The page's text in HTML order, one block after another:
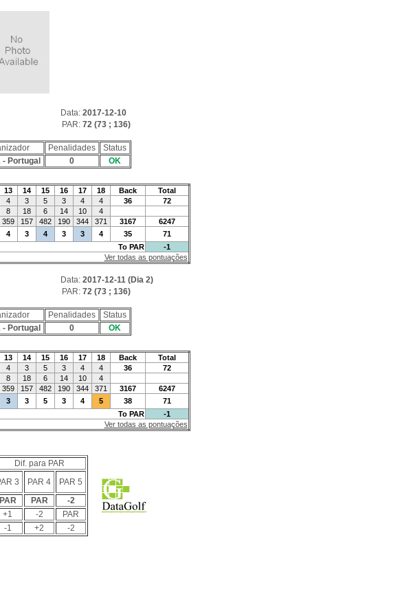
Data: 2017-12-10
PAR: 72 (73 ; 136)
Penalidades
Status
- Portugal 0
OK
13 14 15 16 17 18 Back
Total
4 3 5 3 4 4 36
72
8 18 6 14 10
4
359 157 482 190 344 371 3167
6247
4 3 4 3 3 4 35
71
To PAR
-1
Ver todas as pontuações
Data: 2017-12-11 (Dia 2)
PAR: 72 (73 ; 136)
Penalidades
Status
- Portugal 0
OK
13 14 15 16 17 18 Back
Total
4 3 5 3 4 4 36
72
8 18 6 14 10
4
359 157 482 190 344 371 3167
6247
3 3 5 3 4 5 38
71
To PAR
-1
Ver todas as pontuações
Dif. para PAR
3 PAR 4
PAR 5
PAR PAR
-2
+1 -2
PAR
-1 +2 -2